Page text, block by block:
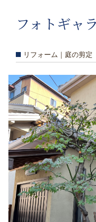
フォトギャ
リフォーム｜庭の剪定